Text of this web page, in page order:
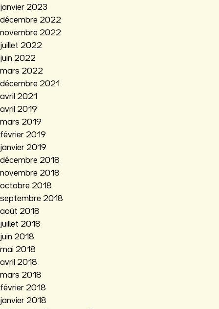
janvier 2023
décembre 2022
novembre 2022
juillet 2022
juin 2022
mars 2022
décembre 2021
avril 2021
avril 2019
mars 2019
février 2019
janvier 2019
décembre 2018
novembre 2018
octobre 2018
septembre 2018
août 2018
juillet 2018
juin 2018
mai 2018
avril 2018
mars 2018
février 2018
janvier 2018